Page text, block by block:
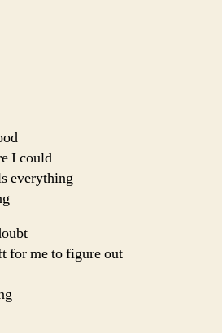
I could
everything
for me to figure out